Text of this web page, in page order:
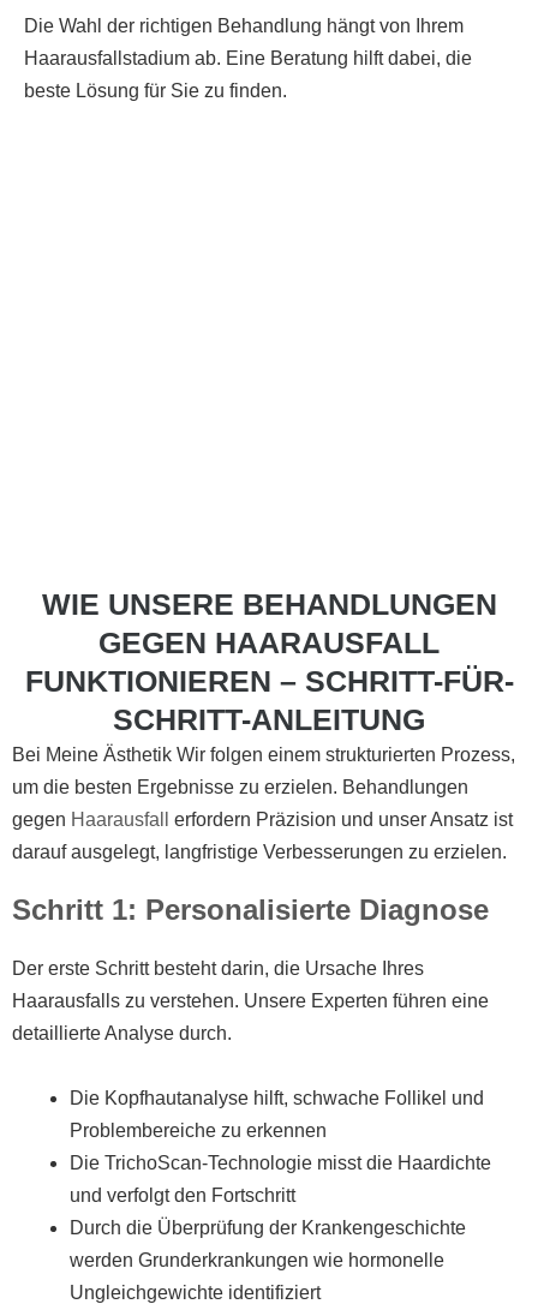
Die Wahl der richtigen Behandlung hängt von Ihrem
Haarausfallstadium ab. Eine Beratung hilft dabei, die
beste Lösung für Sie zu finden.
WIE UNSERE BEHANDLUNGEN
GEGEN HAARAUSFALL
FUNKTIONIEREN – SCHRITT-FÜR-
SCHRITT-ANLEITUNG
Bei Meine Ästhetik Wir folgen einem strukturierten Prozess,
um die besten Ergebnisse zu erzielen. Behandlungen
gegen Haarausfall
erfordern Präzision und unser Ansatz ist
darauf ausgelegt, langfristige Verbesserungen zu erzielen.
Schritt 1: Personalisierte Diagnose
Der erste Schritt besteht darin, die Ursache Ihres
Haarausfalls zu verstehen. Unsere Experten führen eine
detaillierte Analyse durch.
Die Kopfhautanalyse hilft, schwache Follikel und
Problembereiche zu erkennen
Die TrichoScan-Technologie misst die Haardichte
und verfolgt den Fortschritt
Durch die Überprüfung der Krankengeschichte
werden Grunderkrankungen wie hormonelle
Ungleichgewichte identifiziert